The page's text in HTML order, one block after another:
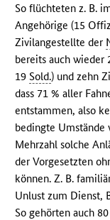
So flüchteten z. B.
Angehörige (15
Zivilangestellte der
bereits auch wieder
19Sold.) und zehn
dass 71 % aller
entstammen, also
bedingte Umstände
Mehrzahl solche
der Vorgesetzten
können. Z. B.
Unlust zum Dienst,
So gehörten auch